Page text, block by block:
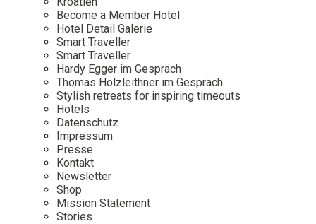
Become a Member Hotel
Hotel Detail Galerie
Smart Traveller
Smart Traveller
Hardy Egger im Gespräch
Thomas Holzleithner im Gespräch
Stylish retreats for inspiring timeouts
Hotels
Datenschutz
Impressum
Presse
Kontakt
Newsletter
Shop
Mission Statement
Stories